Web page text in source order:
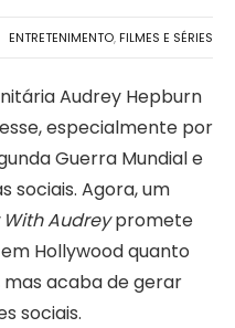
ENTRETENIMENTO, FILMES E SÉRIES
Audrey Hepburn
especialmente por
Guerra Mundial e
sociais. Agora, um
With Audreypromete
Hollywood quanto
acaba de gerar
sociais.